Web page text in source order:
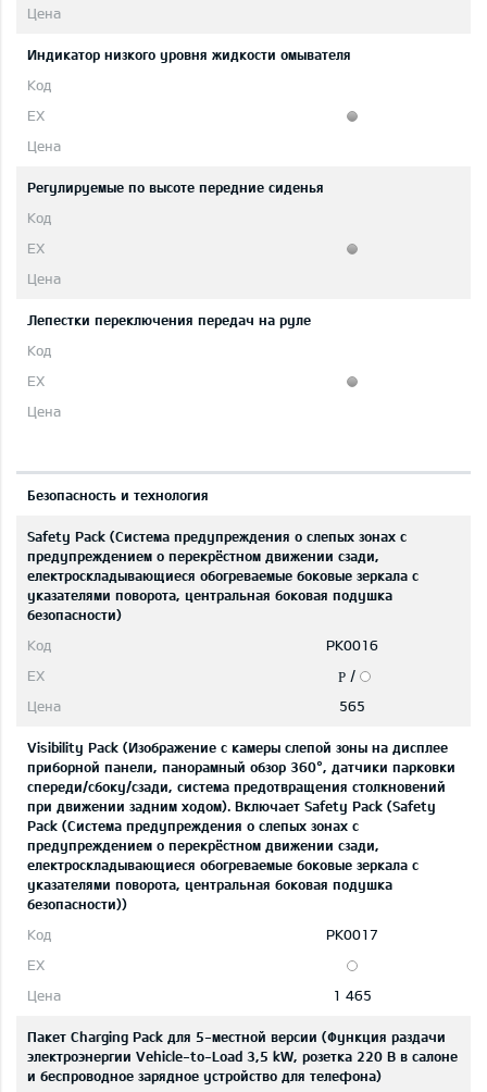
Индикатор низкого уровня жидкости омывателя
Регулируемые по высоте передние сиденья
Лепестки переключения передач на руле
Безопасность и технология
Safety Pack (Система предупреждения о слепых зонах с
предупреждением о перекрёстном движении сзади,
eлектроскладывающиеся обогреваемые боковые зеркала с
указателями поворота, центральная боковая подушка
безопасности)
PK0016
P /
565
Visibility Pack (Изображение с камеры слепой зоны на дисплее
приборной панели, панорамный обзор 360°, датчики парковки
спереди/сбоку/сзади, система предотвращения столкновений
при движении задним ходом). Включает Safety Pack (Safety
Pack (Система предупреждения о слепых зонах с
предупреждением о перекрёстном движении сзади,
eлектроскладывающиеся обогреваемые боковые зеркала с
указателями поворота, центральная боковая подушка
безопасности))
PK0017
1 465
Пакет Charging Pack для 5-местной версии (Функция раздачи
электроэнергии Vehicle-to-Load 3,5 kW, розетка 220 В в салоне
и беспроводное зарядное устройство для телефона)